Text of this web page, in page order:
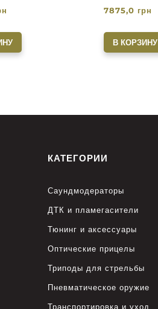
7875,0 грн
В КОРЗИНУ
КАТЕГОРИИ
Саундмодераторы
ДТК и пламегасители
Тюнинг и аксессуары
Оптические прицелы
Триподы для стрельбы
Пневматическое оружие
Транспортировка и уход